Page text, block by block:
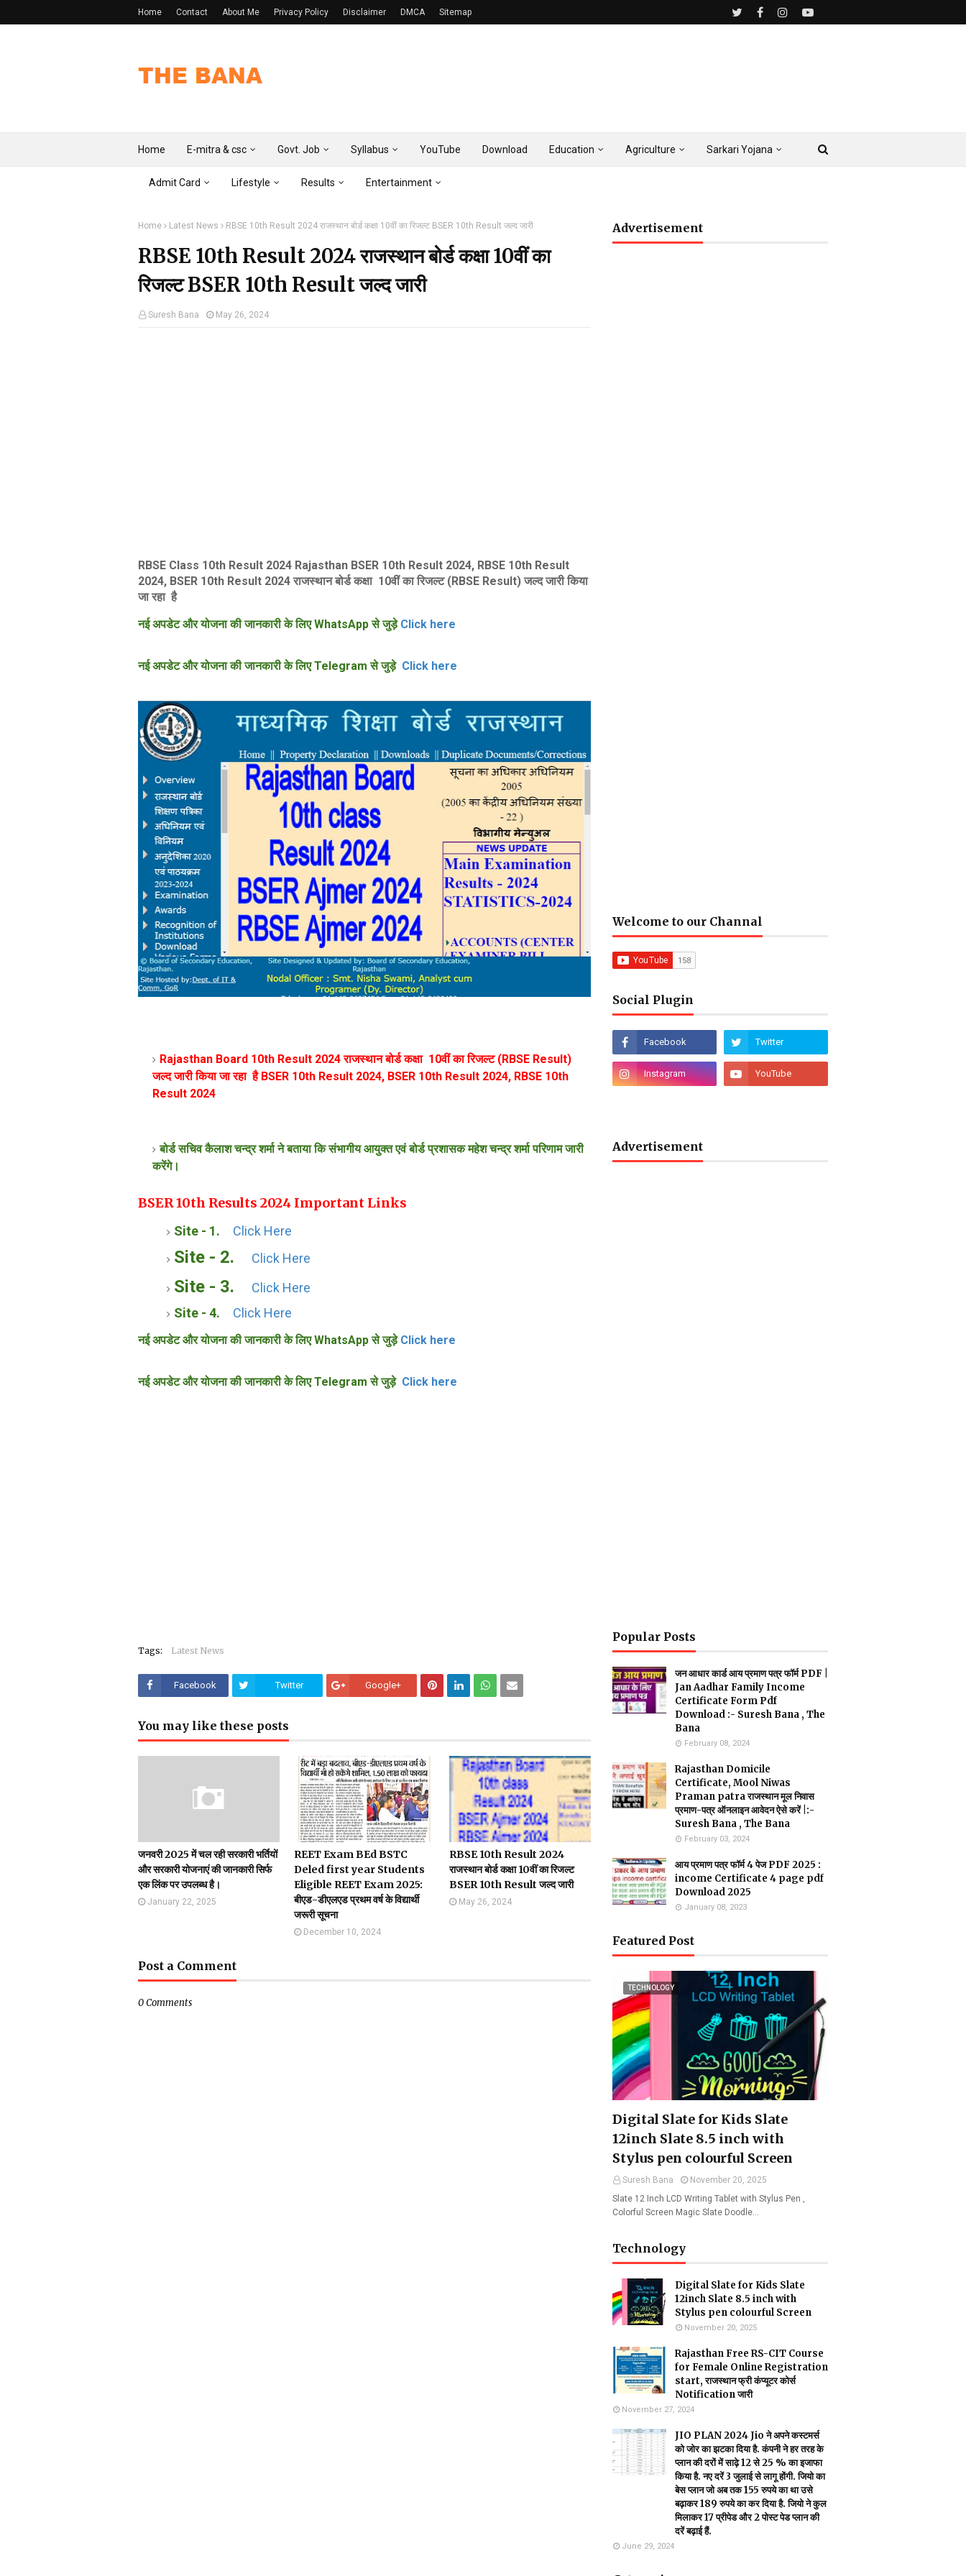
Home Contact About Me Privacy Policy Disclaimer DMCA Sitemap
Home E-mitra & csc Govt. Job Syllabus YouTube Download Education Agriculture Sarkari Yojana
Admit Card Lifestyle Results Entertainment
Home Latest News RBSE 10th Result 2024 राजस्थान बोर्ड कक्षा 10वीं का रिजल्ट BSER 10th Result जल्द जारी
RBSE 10th Result 2024 राजस्थान बोर्ड कक्षा 10वीं का
रिजल्ट BSER 10th Result जल्द जारी
Suresh Bana May 26, 2024
RBSE Class 10th Result 2024 Rajasthan BSER 10th Result 2024, RBSE 10th Result
2024, BSER 10th Result 2024 राजस्थान बोर्ड कक्षा 10वीं का रिजल्ट (RBSE Result) जल्द जारी किया
जा रहा है
नई अपडेट और योजना की जानकारी के लिए WhatsApp से जुड़ेClick here
नई अपडेट और योजना की जानकारी के लिए Telegram से जुड़ेClick here
Rajasthan Board 10th Result 2024 राजस्थान बोर्ड कक्षा 10वीं का रिजल्ट (RBSE Result)
जल्द जारी किया जा रहा है BSER 10th Result 2024, BSER 10th Result 2024, RBSE 10th
Result 2024
बोर्ड सचिव कैलाश चन्द्र शर्मा ने बताया कि संभागीय आयुक्त एवं बोर्ड प्रशासक महेश चन्द्र शर्मा परिणाम जारी
करेंगे।
BSER 10th Results 2024 Important Links
Site - 1. Click Here
Site - 2. Click Here
Site - 3.
Click Here
Site - 4.
Click Here
नई अपडेट और योजना की जानकारी के लिए WhatsApp से जुड़ेClick here
नई अपडेट और योजना की जानकारी के लिए Telegram से जुड़ेClick here
Tags: Latest News
Facebook Twitter Google+
You may like these posts
जनवरी 2025 में चल रही सरकारी भर्तियों
और सरकारी योजनाएं की जानकारी सिर्फ
एक लिंक पर उपलब्ध है।
January 22, 2025
REET Exam BEd BSTC
Deled first year Students
Eligible REET Exam 2025:
बीएड-डीएलएड प्रथम वर्ष के विद्यार्थी
जरूरी सूचना
December 10, 2024
RBSE 10th Result 2024
राजस्थान बोर्ड कक्षा 10वीं का रिजल्ट
BSER 10th Result जल्द जारी
May 26, 2024
Post a Comment
0 Comments
Advertisement
Welcome to our Channal
Social Plugin
Advertisement
Popular Posts
जन आधार कार्ड आय प्रमाण पत्र फॉर्म PDF |
Jan Aadhar Family Income
Certificate Form Pdf
Download :- Suresh Bana , The
Bana
February 08, 2024
Rajasthan Domicile
Certificate, Mool Niwas
Praman patra राजस्थान मूल निवास
प्रमाण-पत्र ऑनलाइन आवेदन ऐसे करें |:-
Suresh Bana , The Bana
February 03, 2024
आय प्रमाण पत्र फॉर्म 4 पेज PDF 2025 :
income Certificate 4 page pdf
Download 2025
January 08, 2023
Featured Post
TECHNOLOGY
Digital Slate for Kids Slate
12inch Slate 8.5 inch with
Stylus pen colourful Screen
Suresh Bana
November 20, 2025
Slate 12 Inch LCD Writing Tablet with Stylus Pen ,
Colorful Screen Magic Slate Doodle…
Technology
Digital Slate for Kids Slate
12inch Slate 8.5 inch with
Stylus pen colourful Screen
November 20, 2025
Rajasthan Free RS-CIT Course
for Female Online Registration
start, राजस्थान फ्री कंप्यूटर कोर्स
Notification जारी
November 27, 2024
JIO PLAN 2024 Jio ने अपने कस्टमर्स
को जोर का झटका दिया है. कंपनी ने हर तरह के
प्लान की दरों में साढ़े 12 से 25 % का इजाफा
किया है. नए दरें 3 जुलाई से लागू होंगी. जियो का
बेस प्लान जो अब तक 155 रुपये का था उसे
बढ़ाकर 189 रुपये का कर दिया है. जियो ने कुल
मिलाकर 17 प्रीपेड और 2 पोस्ट पेड प्लान की
दरें बढ़ाई हैं.
June 29, 2024